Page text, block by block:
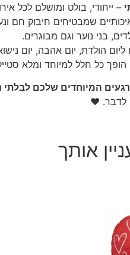
– ייחודי, בולט ומושלם לכל
שמבטיחים חיבוק חם
בני נוער וגם מבוגרים.
הולדת, יום אהבה, יום
כל חלל למיוחד ומלא
המיוחדים שלכם לבלתי
לדבר. ❤️
אותך